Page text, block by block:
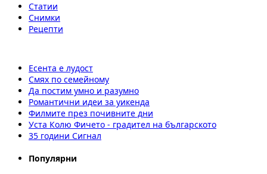
Статии
Снимки
Рецепти
Есента е лудост
Смях по семейному
Да постим умно и разумно
Романтични идеи за уикенда
Филмите през почивните дни
Уста Колю Фичето - градител на българското
35 години Сигнал
Популярни